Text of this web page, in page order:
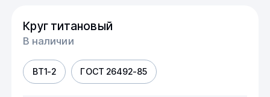
Круг титановый
В наличии
ВТ1-2 ГОСТ 26492-85